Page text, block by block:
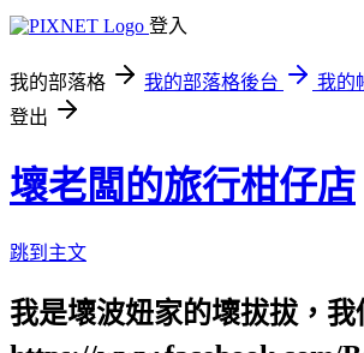
登入
我的部落格 我的部落格後台
我的
登出
壞老闆的旅行柑仔店
跳到主文
我是壞波妞家的壞拔拔，